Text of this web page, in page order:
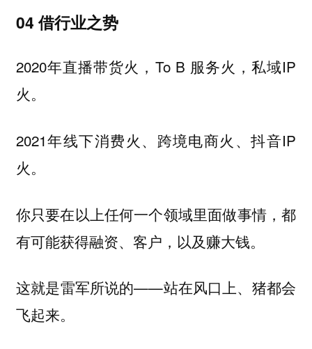
04借行业之势
2020年直播带货火，To B 服务火，私域IP
火。
2021年线下消费火、跨境电商火、抖音IP
火。
你只要在以上任何一个领域里面做事情，都
有可能获得融资、客户，以及赚大钱。
这就是雷军所说的——站在风口上、猪都会
飞起来。